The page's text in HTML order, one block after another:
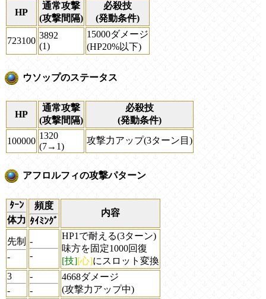
HP
通常攻撃
(攻撃間隔)
必殺技
(発動条件)
723100
3892
(1)
15000ダメージ
(HP20%以下)
ウソップのステータス
HP
通常攻撃
(攻撃間隔)
必殺技
(発動条件)
100000
1320
(7→1)
攻撃力アップ(3ターン目)
アフロルフィの攻撃パターン
ﾀｰﾝ
体力
頻度
ﾀｲﾐﾝｸﾞ
内容
先制
-
-
-
HP1で耐える(3ターン)
味方を固定1000回復
[技] [心]にスロット変換
3
-
-
-
4668ダメージ
(攻撃力アップ中)